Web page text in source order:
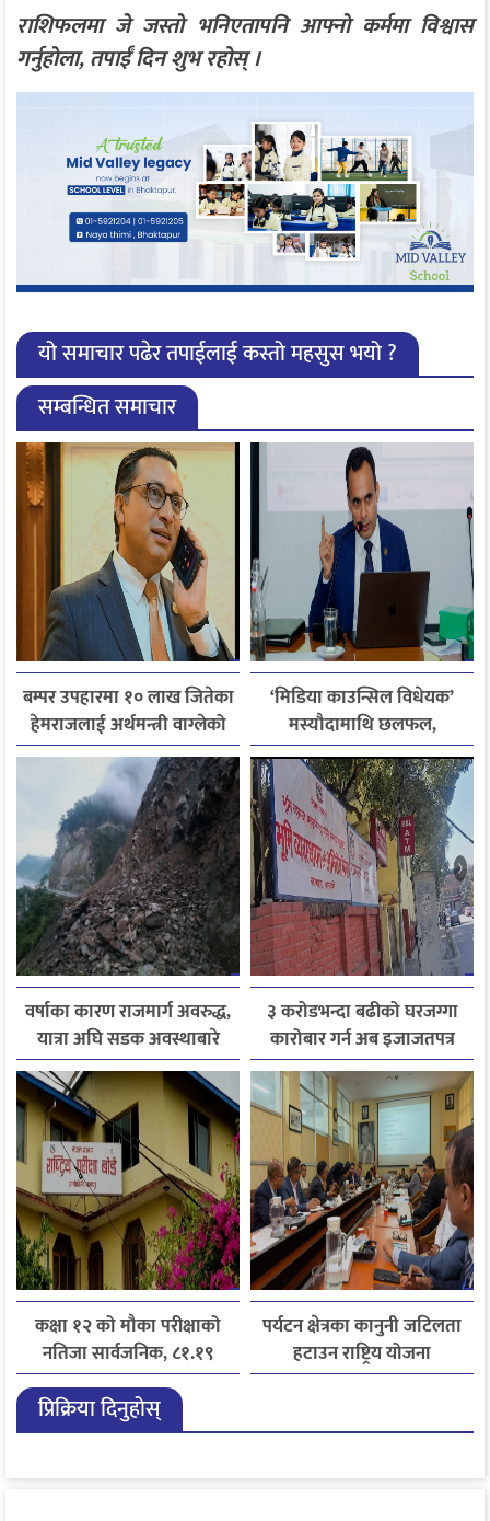
राशिफलमा जे जस्ताे भनिएतापनि आफ्नाे कर्ममा विश्वास
गर्नुहाेला, तपाईँ दिन शुभ रहोस् ।
यो समाचार पढेर तपाईलाई कस्तो महसुस भयो ?
सम्बन्धित समाचार
बम्पर उपहारमा १० लाख जितेका
हेमराजलाई अर्थमन्त्री वाग्लेको
फोन, रुपन्देहीकी सपनाले
जितिन् एक लाख
‘मिडिया काउन्सिल विधेयक’
मस्यौदामाथि छलफल,
एआईदेखि पत्रकारको
लाइसेन्ससम्मका विषयमा
सुझाव
वर्षाका कारण राजमार्ग अवरुद्ध,
यात्रा अघि सडक अवस्थाबारे
जानकारी लिन आग्रह
३ करोडभन्दा बढीको घरजग्गा
कारोबार गर्न अब इजाजतपत्र
अनिवार्य
कक्षा १२ को मौका परीक्षाको
नतिजा सार्वजनिक, ८१.१९
प्रतिशत विद्यार्थी उत्तीर्ण
पर्यटन क्षेत्रका कानुनी जटिलता
हटाउन राष्ट्रिय योजना
आयोगसमक्ष होटल संघ
प्रिक्रिया दिनुहोस्